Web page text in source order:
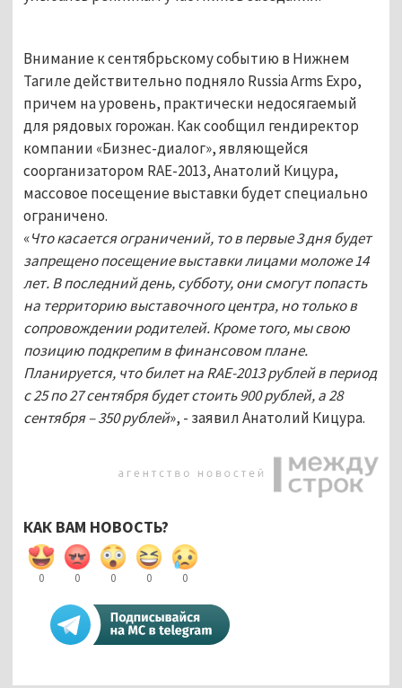
Внимание к сентябрьскому событию в Нижнем
Тагиле действительно подняло Russia Arms Expo,
причем на уровень, практически недосягаемый
для рядовых горожан. Как сообщил гендиректор
компании «Бизнес-диалог», являющейся
соорганизатором RAE-2013, Анатолий Кицура,
массовое посещение выставки будет специально
ограничено.
«Что касается ограничений, то в первые 3 дня будет
запрещено посещение выставки лицами моложе 14
лет. В последний день, субботу, они смогут попасть
на территорию выставочного центра, но только в
сопровождении родителей. Кроме того, мы свою
позицию подкрепим в финансовом плане.
Планируется, что билет наRAE-2013 рублей в период
с 25 по 27 сентября будет стоить 900 рублей, а 28
сентября – 350 рублей», - заявил Анатолий Кицура.
КАК ВАМ НОВОСТЬ?
0 0 0 0 0